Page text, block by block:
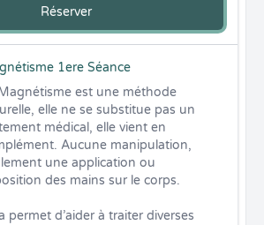
Réserver
1ere Séance
est une méthode
elle ne se substitue pas un
médical, elle vient en
Aucune manipulation,
une application ou
des mains sur le corps.
permet d’aider à traiter diverses